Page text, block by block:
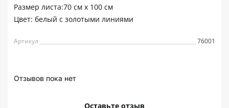
Размер листа:70 см х 100 см
Цвет: белый с золотыми линиями
Артикул 76001
Отзывов пока нет
Оставьте отзыв